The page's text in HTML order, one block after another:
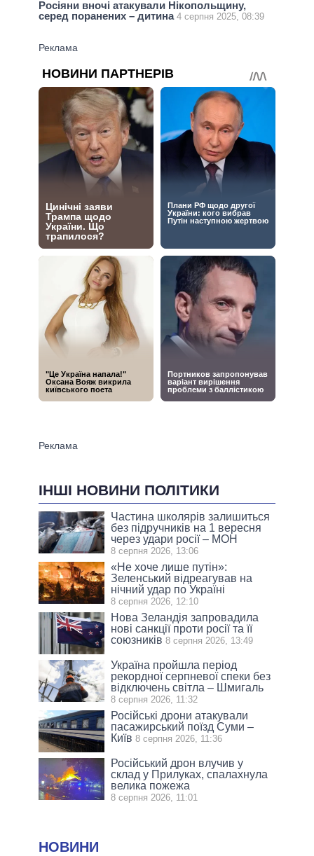
Росіяни вночі атакували Нікопольщину,
серед поранених – дитина 4 серпня 2025, 08:39
ІНШІ НОВИНИ ПОЛІТИКИ
Частина школярів залишиться
без підручників на 1 вересня
через удари росії – МОН
8 серпня 2026, 13:06
«Не хоче лише путін»:
Зеленський відреагував на
нічний удар по Україні
8 серпня 2026, 12:10
Нова Зеландія запровадила
нові санкції проти росії та її
союзників 8 серпня 2026, 13:49
Україна пройшла період
рекордної серпневої спеки без
відключень світла – Шмигаль
8 серпня 2026, 11:32
Російські дрони атакували
пасажирський поїзд Суми –
Київ 8 серпня 2026, 11:36
Російський дрон влучив у
склад у Прилуках, спалахнула
велика пожежа
8 серпня 2026, 11:01
НОВИНИ